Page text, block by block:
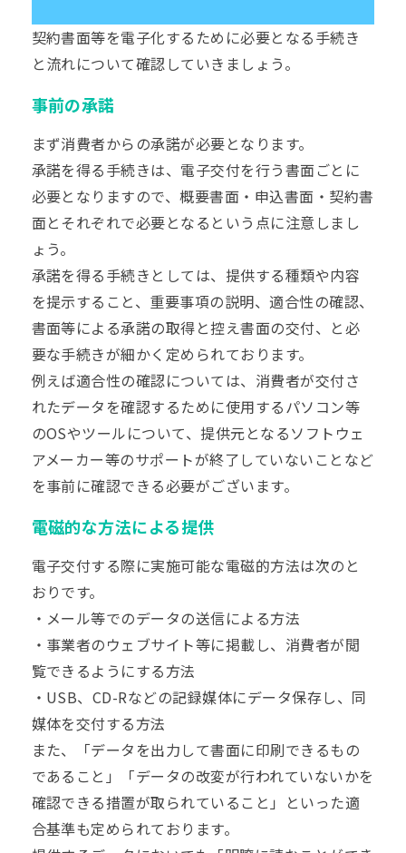
契約書面等を電子化するために必要となる手続き
と流れについて確認していきましょう。
事前の承諾
まず消費者からの承諾が必要となります。
承諾を得る手続きは、電子交付を行う書面ごとに
必要となりますので、概要書面・申込書面・契約書
面とそれぞれで必要となるという点に注意しまし
ょう。
承諾を得る手続きとしては、提供する種類や内容
を提示すること、重要事項の説明、適合性の確認、
書面等による承諾の取得と控え書面の交付、と必
要な手続きが細かく定められております。
例えば適合性の確認については、消費者が交付さ
れたデータを確認するために使用するパソコン等
のOSやツールについて、提供元となるソフトウェ
アメーカー等のサポートが終了していないことなど
を事前に確認できる必要がございます。
電磁的な方法による提供
電子交付する際に実施可能な電磁的方法は次のと
おりです。
・メール等でのデータの送信による方法
・事業者のウェブサイト等に掲載し、消費者が閲
覧できるようにする方法
・USB、CD-Rなどの記録媒体にデータ保存し、同
媒体を交付する方法
また、「データを出力して書面に印刷できるもの
であること」「データの改変が行われていないかを
確認できる措置が取られていること」といった適
合基準も定められております。